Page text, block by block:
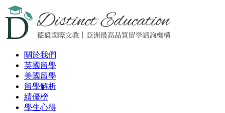
關於我們
英國留學
美國留學
留學解析
績優榜
學生心得